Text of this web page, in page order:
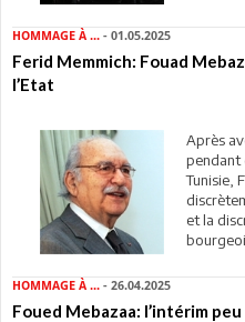
HOMMAGE À ... - 01.05.2025
Ferid Memmich: Fouad
l’Etat
Après
pendant
Tunisie,
et la
HOMMAGE À ... - 26.04.2025
Foued Mebazaa: l’intérim